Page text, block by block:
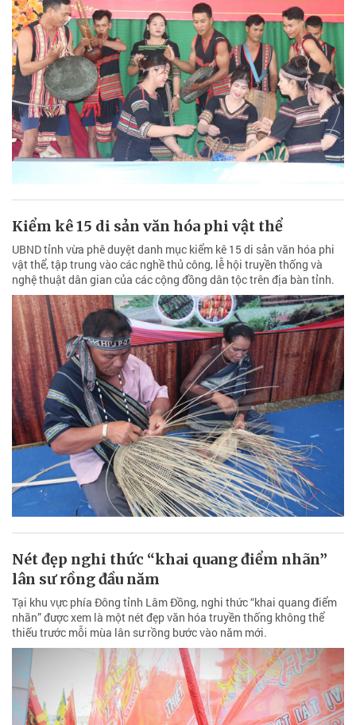
Kiểm kê 15 di sản văn hóa phi vật thể
UBND tỉnh vừa phê duyệt danh mục kiểm kê 15 di sản văn hóa phi
vật thể, tập trung vào các nghề thủ công, lễ hội truyền thống và
nghệ thuật dân gian của các cộng đồng dân tộc trên địa bàn tỉnh.
Nét đẹp nghi thức “khai quang điểm nhãn”
lân sư rồng đầu năm
Tại khu vực phía Đông tỉnh Lâm Đồng, nghi thức “khai quang điểm
nhãn” được xem là một nét đẹp văn hóa truyền thống không thể
thiếu trước mỗi mùa lân sư rồng bước vào năm mới.